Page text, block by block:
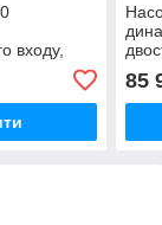
входу,
для води.
85